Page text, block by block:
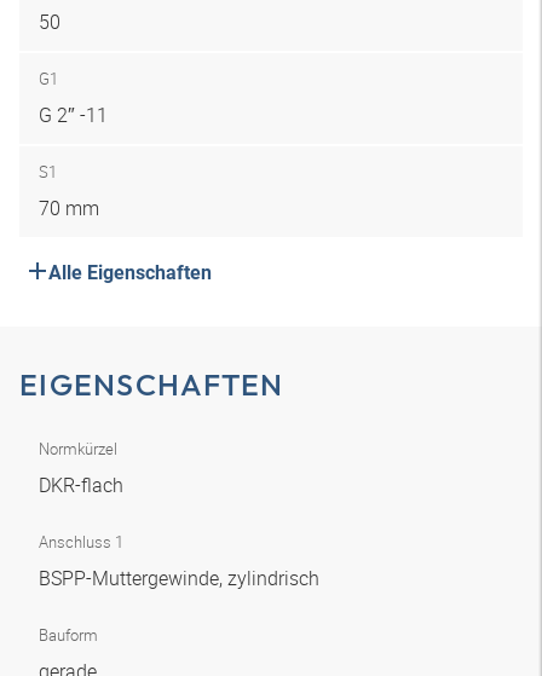
50
G1
G 2″ -11
S1
70 mm
Alle Eigenschaften
EIGENSCHAFTEN
Normkürzel
DKR-flach
Anschluss 1
BSPP-Muttergewinde, zylindrisch
Bauform